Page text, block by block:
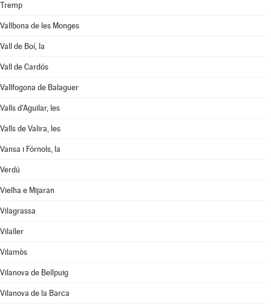
Tremp
Vallbona de les Monges
Vall de Boí, la
Vall de Cardós
Vallfogona de Balaguer
Valls d'Aguilar, les
Valls de Valira, les
Vansa i Fórnols, la
Verdú
Vielha e Mijaran
Vilagrassa
Vilaller
Vilamòs
Vilanova de Bellpuig
Vilanova de la Barca